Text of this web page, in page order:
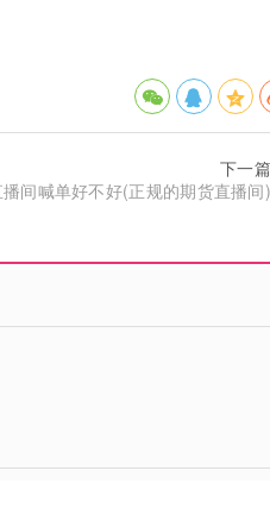
下一篇
间喊单好不好(正规的期货直播间)